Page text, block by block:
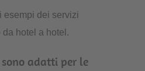
esempi dei servizi
hotel a hotel.
adatti per le